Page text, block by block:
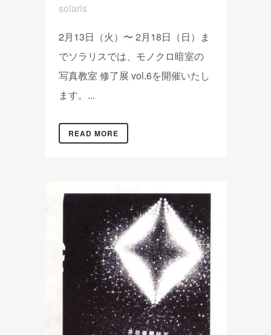
solaris
2月13日（火）〜 2月18日（日）ま
でソラリスでは、モノクロ暗室の
写真教室 修了展 vol.6を開催いたし
ます。...
READ MORE